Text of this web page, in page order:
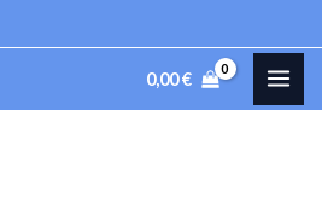
0,00€